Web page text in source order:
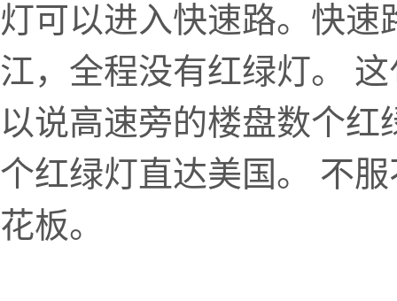
灯可以进入快速路。快
江，全程没有红绿灯。
以说高速旁的楼盘数个
个红绿灯直达美国。 不
花板。